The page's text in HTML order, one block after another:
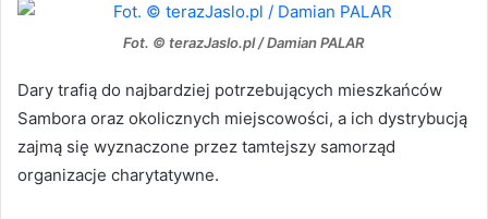
Fot. © terazJaslo.pl / Damian PALAR
Dary trafią do najbardziej potrzebujących mieszkańców
Sambora oraz okolicznych miejscowości, a ich dystrybucją
zajmą się wyznaczone przez tamtejszy samorząd
organizacje charytatywne.